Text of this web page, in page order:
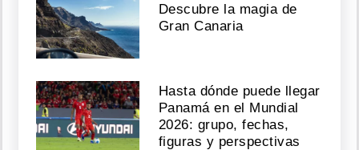
Descubre la magia de
Gran Canaria
Hasta dónde puede llegar
Panamá en el Mundial
2026: grupo, fechas,
figuras y perspectivas